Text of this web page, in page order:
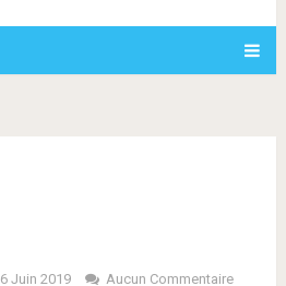
6 Juin 2019 Aucun Commentaire